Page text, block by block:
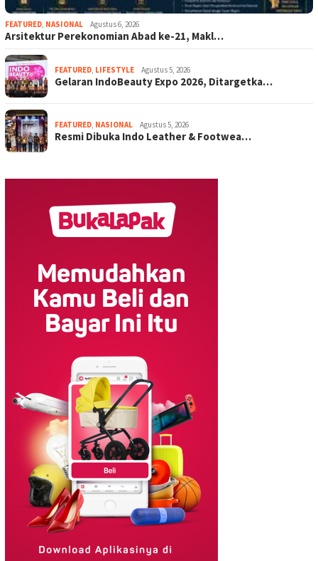
FEATURED NASIONAL Agustus 6, 2026
Arsitektur Perekonomian Abad ke-21, Makl…
FEATURED LIFESTYLE Agustus 5, 2026
Gelaran IndoBeauty Expo 2026, Ditargetka…
FEATURED NASIONAL Agustus 5, 2026
Resmi Dibuka Indo Leather & Footwea…